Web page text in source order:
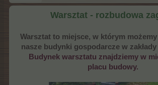
Warsztat - rozbudowa
Warsztat to miejsce, w którym
nasze budynki gospodarcze w
Budynek warsztatu znajdziemy w
placu budowy.